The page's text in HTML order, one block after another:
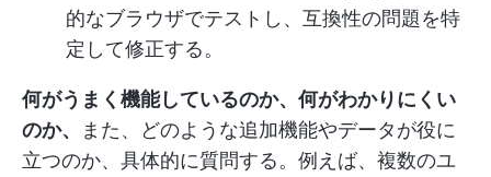
的なブラウザでテストし、互換性の問題を特
定して修正する。
何がうまく機能しているのか、何がわかりにくい
のか、
また、どのような追加機能やデータが役に
立つのか、具体的に質問する。例えば、複数のユ